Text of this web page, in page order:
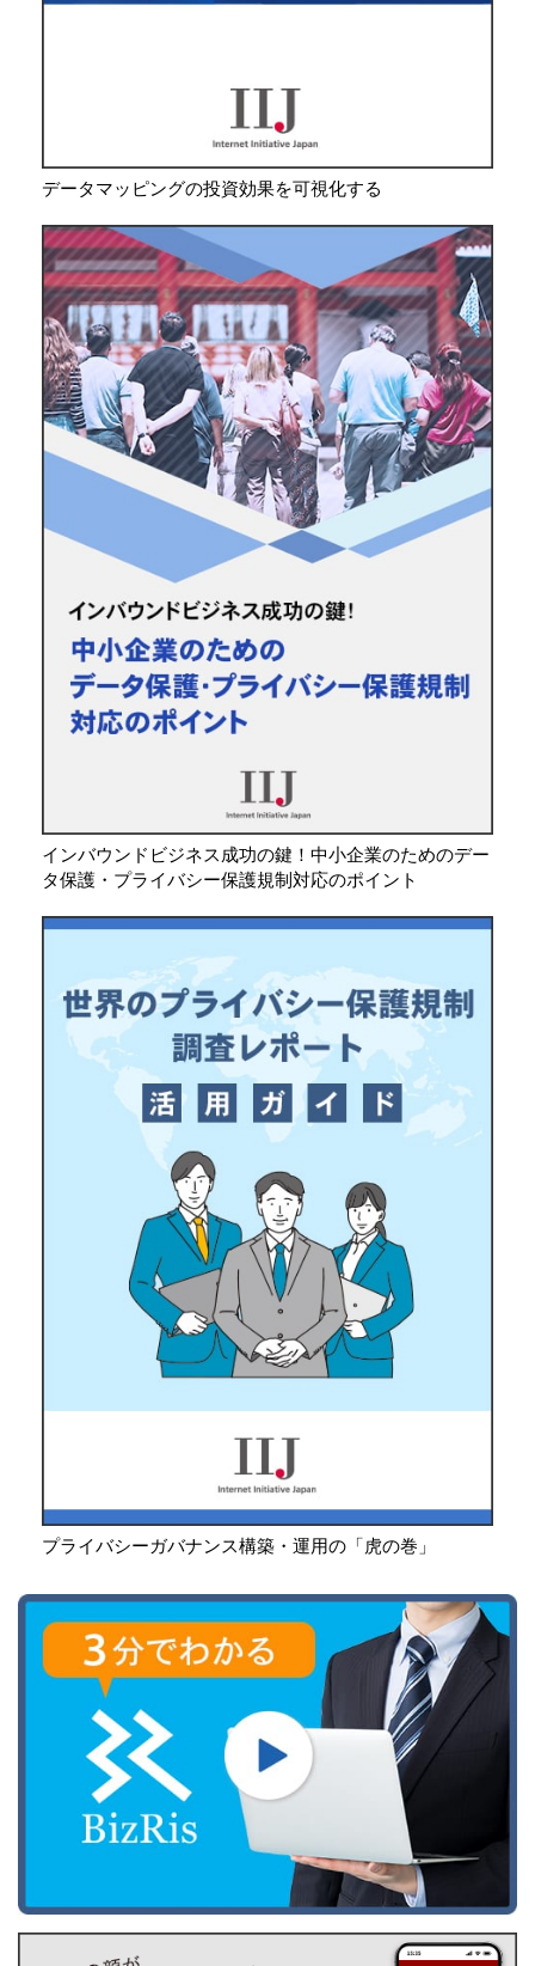
データマッピングの投資効果を可視化する
インバウンドビジネス成功の鍵！中小企業のためのデー
タ保護・プライバシー保護規制対応のポイント
プライバシーガバナンス構築・運用の「虎の巻」